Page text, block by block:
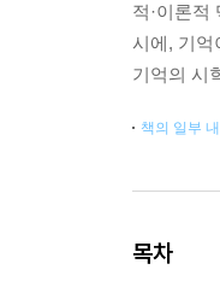
적·이론
시에, 기억
기억의 시
책의 일부
목차